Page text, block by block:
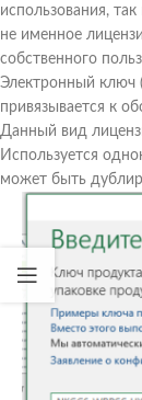
использования,
не именное
собственного
Электронный ключ
привязывается к
Данный вид
Используется
может быть